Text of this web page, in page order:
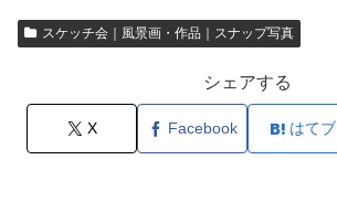
スケッチ会｜風景画・作品｜スナップ写真
シェアする
X Facebook はてブ